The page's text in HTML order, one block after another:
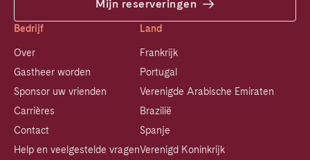
Mijn reserveringen
Bedrijf
Over
Gastheer worden
Sponsor uw vrienden
Carrières
Contact
Help en veelgestelde vragen
Land
Frankrijk
Portugal
Verenigde Arabische Emiraten
Brazilië
Spanje
Verenigd Koninkrijk